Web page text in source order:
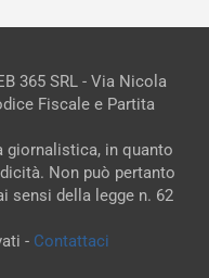
365 SRL - Via Nicola
Fiscale e Partita
giornalistica, in quanto
Non può pertanto
sensi della legge n. 62
- Contattaci